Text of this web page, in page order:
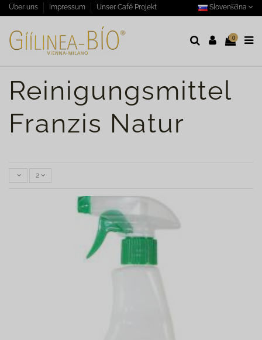
Über uns Impressum Unser Café Projekt Slovenščina
0
Reinigungsmittel
Franzis Natur
2